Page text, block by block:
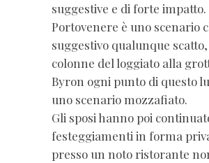
suggestive e di forte impatto.
Portovenere è uno scenario
suggestivo qualunque
colonne del loggiato alla
Byron ogni punto di questo
uno scenario mozzafiato.
Gli sposi hanno poi
festeggiamenti in forma
presso un noto ristorante